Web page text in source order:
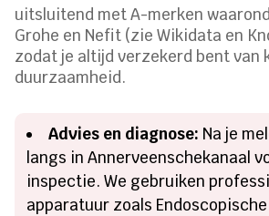
uitsluitend met A-merken
Grohe en Nefit (zie Wikidata en
zodat je altijd verzekerd bent van
duurzaamheid.
Advies en diagnose: Na je
langs in Annerveenschekanaal
inspectie. We gebruiken
apparatuur zoals Endoscopische